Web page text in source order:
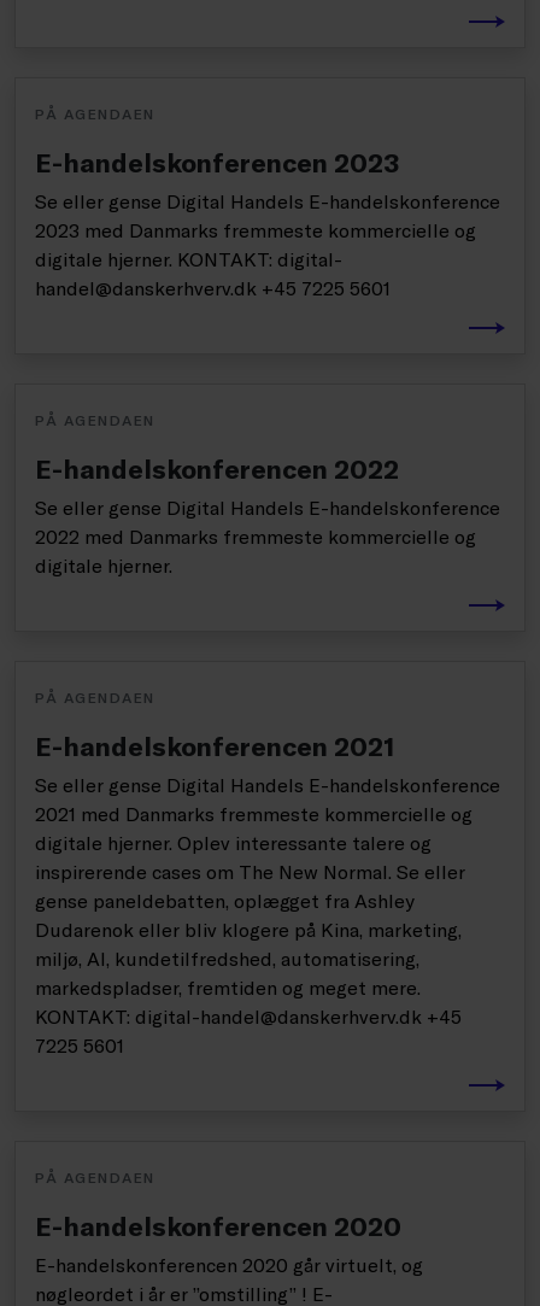
PÅ AGENDAEN
E-handelskonferencen 2023
Se eller gense Digital Handels E-handelskonference
2023 med Danmarks fremmeste kommercielle og
digitale hjerner. KONTAKT: digital-
handel@danskerhverv.dk +45 7225 5601
PÅ AGENDAEN
E-handelskonferencen 2022
Se eller gense Digital Handels E-handelskonference
2022 med Danmarks fremmeste kommercielle og
digitale hjerner.
PÅ AGENDAEN
E-handelskonferencen 2021
Se eller gense Digital Handels E-handelskonference
2021 med Danmarks fremmeste kommercielle og
digitale hjerner. Oplev interessante talere og
inspirerende cases om The New Normal. Se eller
gense paneldebatten, oplægget fra Ashley
Dudarenok eller bliv klogere på Kina, marketing,
miljø, AI, kundetilfredshed, automatisering,
markedspladser, fremtiden og meget mere.
KONTAKT: digital-handel@danskerhverv.dk +45
7225 5601
PÅ AGENDAEN
E-handelskonferencen 2020
E-handelskonferencen 2020 går virtuelt, og
nøgleordet i år er ”omstilling” ! E-